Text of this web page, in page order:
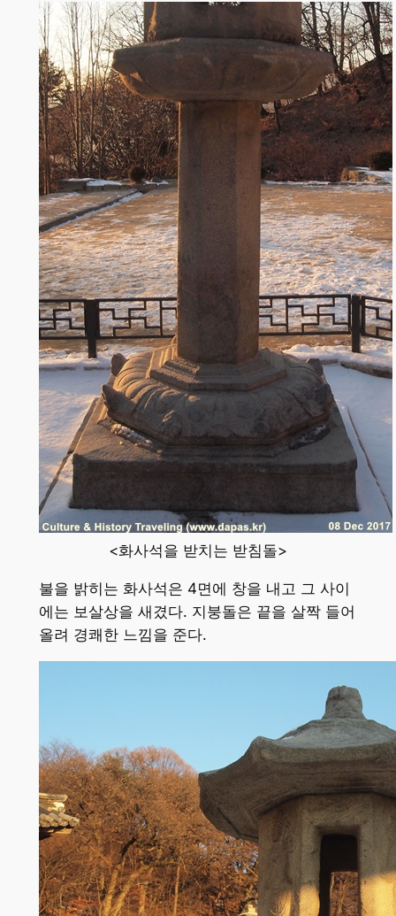
<화사석을 받치는 받침돌>
불을 밝히는 화사석은 4면에 창을 내고 그 사이
에는 보살상을 새겼다. 지붕돌은 끝을 살짝 들어
올려 경쾌한 느낌을 준다.